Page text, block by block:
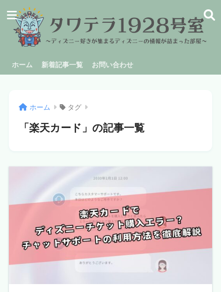
ホーム 新着記事一覧 お問い合わせ
ホーム タグ
「楽天カード」の記事一覧